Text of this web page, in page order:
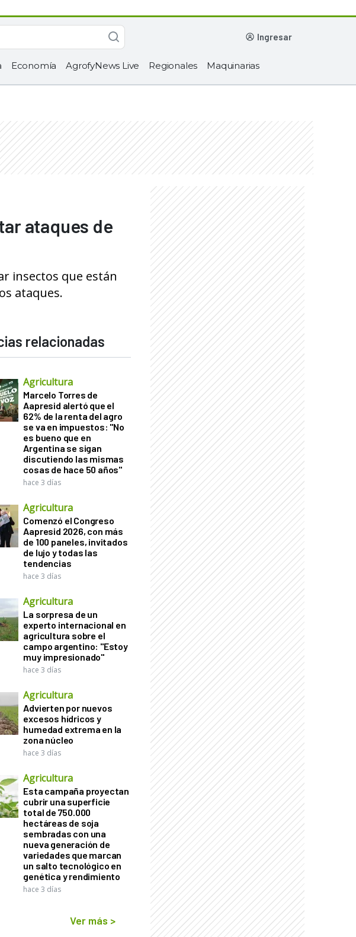
ingresar
Economía AgrofyNews Live Regionales Maquinarias
ataques de
insectos que están
ataques.
relacionadas
Agricultura
Marcelo Torres de
Aapresid alertó que el
62% de la renta del agro
se va en impuestos: "No
es bueno que en
Argentina se sigan
discutiendo las mismas
cosas de hace 50 años"
hace 3 días
Agricultura
Comenzó el Congreso
Aapresid 2026, con más
de 100 paneles, invitados
de lujo y todas las
tendencias
hace 3 días
Agricultura
La sorpresa de un
experto internacional en
agricultura sobre el
campo argentino: "Estoy
muy impresionado"
hace 3 días
Agricultura
Advierten por nuevos
excesos hídricos y
humedad extrema en la
zona núcleo
hace 3 días
Agricultura
Esta campaña proyectan
cubrir una superficie
total de 750.000
hectáreas de soja
sembradas con una
nueva generación de
variedades que marcan
un salto tecnológico en
genética y rendimiento
hace 3 días
Ver más >